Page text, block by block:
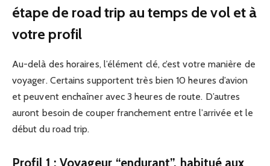
étape de road trip au temps de vol et à
votre profil
Au-delà des horaires, l’élément clé, c’est votre manière de
voyager. Certains supportent très bien 10 heures d’avion
et peuvent enchaîner avec 3 heures de route. D’autres
auront besoin de couper franchement entre l’arrivée et le
début du road trip.
Profil 1 : Voyageur “endurant”, habitué aux